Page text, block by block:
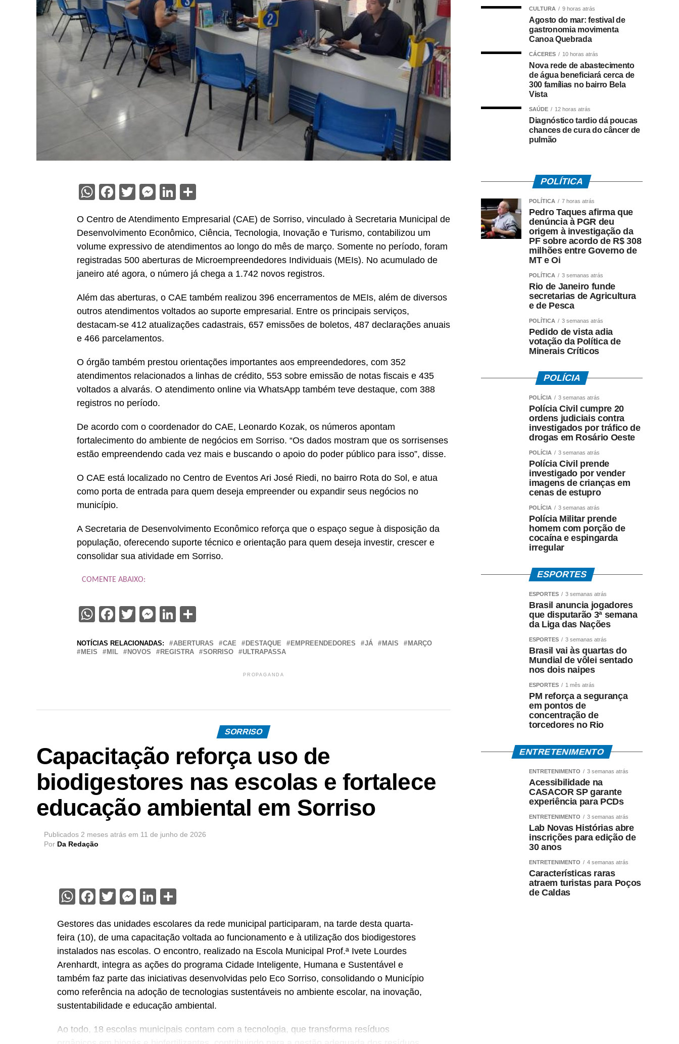
WhatsApp
Facebook
Twitter
Messenger
LinkedIn
O Centro de Atendimento Empresarial (CAE) de Sorriso, vinculado à Secretaria Municipal de
Desenvolvimento Econômico, Ciência, Tecnologia, Inovação e Turismo, contabilizou um
volume expressivo de atendimentos ao longo do mês de março. Somente no período, foram
registradas 500 aberturas de Microempreendedores Individuais (MEIs). No acumulado de
janeiro até agora, o número já chega a 1.742 novos registros.
Além das aberturas, o CAE também realizou 396 encerramentos de MEIs, além de diversos
outros atendimentos voltados ao suporte empresarial. Entre os principais serviços,
destacam-se 412 atualizações cadastrais, 657 emissões de boletos, 487 declarações anuais
e 466 parcelamentos.
O órgão também prestou orientações importantes aos empreendedores, com 352
atendimentos relacionados a linhas de crédito, 553 sobre emissão de notas fiscais e 435
voltados a alvarás. O atendimento online via WhatsApp também teve destaque, com 388
registros no período.
De acordo com o coordenador do CAE, Leonardo Kozak, os números apontam
fortalecimento do ambiente de negócios em Sorriso. “Os dados mostram que os sorrisenses
estão empreendendo cada vez mais e buscando o apoio do poder público para isso”, disse.
O CAE está localizado no Centro de Eventos Ari José Riedi, no bairro Rota do Sol, e atua
como porta de entrada para quem deseja empreender ou expandir seus negócios no
município.
A Secretaria de Desenvolvimento Econômico reforça que o espaço segue à disposição da
população, oferecendo suporte técnico e orientação para quem deseja investir, crescer e
consolidar sua atividade em Sorriso.
COMENTE ABAIXO:
WhatsApp
Facebook
Twitter
Messenger
LinkedIn
NOTÍCIAS RELACIONADAS: ABERTURAS CAE DESTAQUE EMPREENDEDORES JÁ MAIS
MARÇO
MEIS
MIL NOVOS REGISTRA SORRISO ULTRAPASSA
PROPAGANDA
SORRISO
Capacitação reforça uso de
biodigestores nas escolas e fortalece
educação ambiental em Sorriso
Publicados 2 meses atrás em 11 de junho de 2026
Por Da Redação
WhatsApp
Facebook
Twitter
Messenger
LinkedIn
Gestores das unidades escolares da rede municipal participaram, na tarde desta quarta-
feira (10), de uma capacitação voltada ao funcionamento e à utilização dos biodigestores
instalados nas escolas. O encontro, realizado na Escola Municipal Prof.ª Ivete Lourdes
Arenhardt, integra as ações do programa Cidade Inteligente, Humana e Sustentável e
também faz parte das iniciativas desenvolvidas pelo Eco Sorriso, consolidando o Município
como referência na adoção de tecnologias sustentáveis no ambiente escolar, na inovação,
sustentabilidade e educação ambiental.
Ao todo, 18 escolas municipais contam com a tecnologia, que transforma resíduos
CULTURA 9 horas atrás
Agosto do mar: festival de
gastronomia movimenta
Canoa Quebrada
CÁCERES 10 horas atrás
Nova rede de abastecimento
de água beneficiará cerca de
300 famílias no bairro Bela
Vista
SAÚDE 12 horas atrás
Diagnóstico tardio dá poucas
chances de cura do câncer de
pulmão
POLÍTICA
POLÍTICA 7 horas atrás
Pedro Taques afirma que
denúncia à PGR deu
origem à investigação da
PF sobre acordo de R$ 308
milhões entre Governo de
MT e Oi
POLÍTICA 3 semanas atrás
Rio de Janeiro funde
secretarias de Agricultura
e de Pesca
POLÍTICA 3 semanas atrás
Pedido de vista adia
votação da Política de
Minerais Críticos
POLÍCIA
POLÍCIA 3 semanas atrás
Polícia Civil cumpre 20
ordens judiciais contra
investigados por tráfico de
drogas em Rosário Oeste
POLÍCIA 3 semanas atrás
Polícia Civil prende
investigado por vender
imagens de crianças em
cenas de estupro
POLÍCIA 3 semanas atrás
Polícia Militar prende
homem com porção de
cocaína e espingarda
irregular
ESPORTES
ESPORTES 3 semanas atrás
Brasil anuncia jogadores
que disputarão 3ª semana
da Liga das Nações
ESPORTES 3 semanas atrás
Brasil vai às quartas do
Mundial de vôlei sentado
nos dois naipes
ESPORTES 1 mês atrás
PM reforça a segurança
em pontos de
concentração de
torcedores no Rio
ENTRETENIMENTO
ENTRETENIMENTO 3 semanas atrás
Acessibilidade na
CASACOR SP garante
experiência para PCDs
ENTRETENIMENTO 3 semanas atrás
Lab Novas Histórias abre
inscrições para edição de
30 anos
ENTRETENIMENTO 4 semanas atrás
Características raras
atraem turistas para Poços
de Caldas